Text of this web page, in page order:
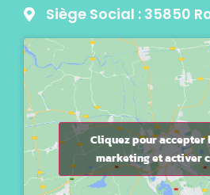
Siège Social : 35850
Cliquez pour accepter
marketing et activer